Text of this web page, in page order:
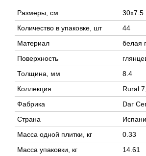
Размеры, см
30x7.5
Количество в упаковке, шт
44
Материал
белая
Поверхность
Толщина, мм
8.4
Коллекция
Rural
Фабрика
Dar
Страна
Масса одной плитки, кг
0.33
Масса упаковки, кг
14.61